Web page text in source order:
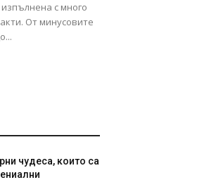
с много
От минусовите
чудеса, които са